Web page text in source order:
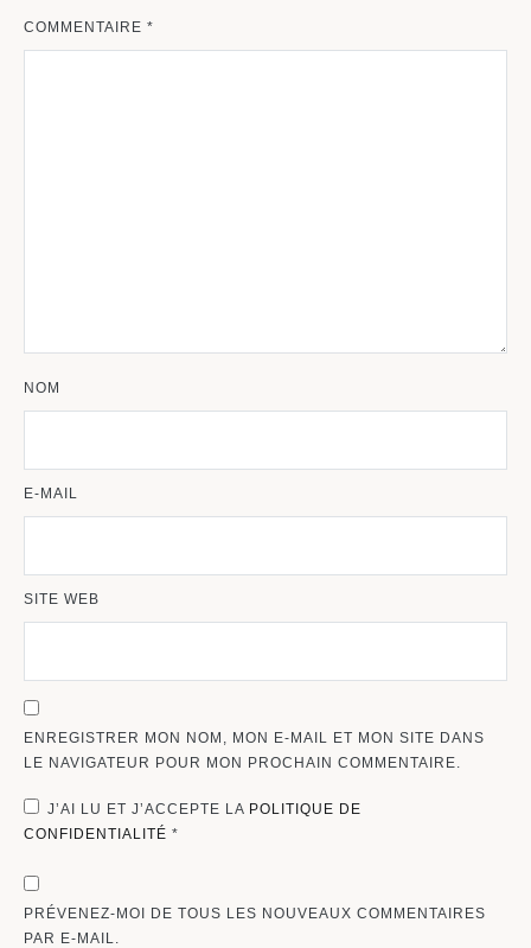
COMMENTAIRE *
NOM
E-MAIL
SITE WEB
ENREGISTRER MON NOM, MON E-MAIL ET MON SITE DANS
LE NAVIGATEUR POUR MON PROCHAIN COMMENTAIRE.
J’AI LU ET J’ACCEPTE LA POLITIQUE DE
CONFIDENTIALITÉ *
PRÉVENEZ-MOI DE TOUS LES NOUVEAUX COMMENTAIRES
PAR E-MAIL.